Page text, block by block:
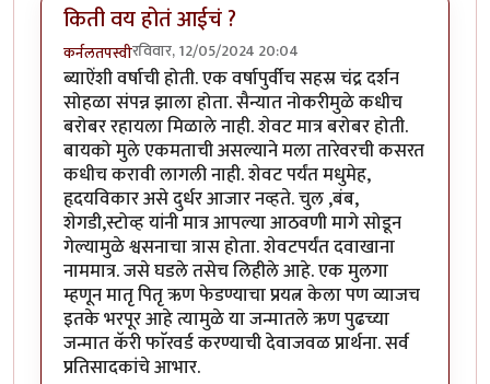
किती वय होतं आईचं ?
कर्नलतपस्वीरविवार, 12/05/2024 20:04
ब्याऐंशी वर्षाची होती. एक वर्षापुर्वीच सहस्र चंद्र दर्शन
सोहळा संपन्न झाला होता. सैन्यात नोकरीमुळे कधीच
बरोबर रहायला मिळाले नाही. शेवट मात्र बरोबर होती.
बायको मुले एकमताची असल्याने मला तारेवरची कसरत
कधीच करावी लागली नाही. शेवट पर्यंत मधुमेह,
हृदयविकार असे दुर्धर आजार नव्हते. चुल ,बंब,
शेगडी,स्टोव्ह यांनी मात्र आपल्या आठवणी मागे सोडून
गेल्यामुळे श्वसनाचा त्रास होता. शेवटपर्यंत दवाखाना
नाममात्र. जसे घडले तसेच लिहीले आहे. एक मुलगा
म्हणून मातृ पितृ ऋण फेडण्याचा प्रयत्न केला पण व्याजच
इतके भरपूर आहे त्यामुळे या जन्मातले ऋण पुढच्या
जन्मात कॅरी फाॅरवर्ड करण्याची देवाजवळ प्रार्थना. सर्व
प्रतिसादकांचे आभार.